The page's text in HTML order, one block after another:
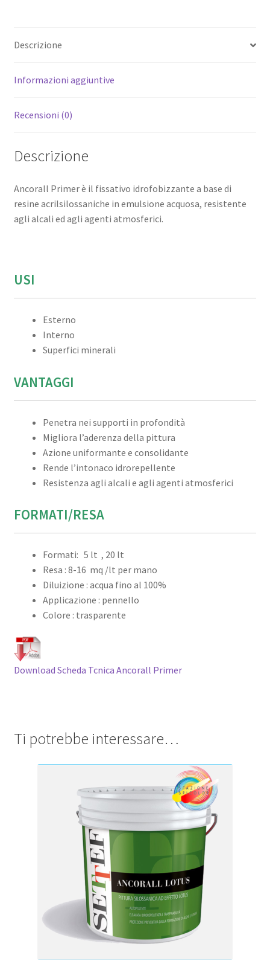
Descrizione
Informazioni aggiuntive
Recensioni (0)
Descrizione
Ancorall Primer è il fissativo idrofobizzante a base di
resine acrilsilossaniche in emulsione acquosa, resistente
agli alcali ed agli agenti atmosferici.
USI
Esterno
Interno
Superfici minerali
VANTAGGI
Penetra nei supporti in profondità
Migliora l’aderenza della pittura
Azione uniformante e consolidante
Rende l’intonaco idrorepellente
Resistenza agli alcali e agli agenti atmosferici
FORMATI/RESA
Formati: 5 lt , 20 lt
Resa : 8-16 mq /lt per mano
Diluizione : acqua fino al 100%
Applicazione : pennello
Colore : trasparente
Download Scheda Tcnica Ancorall Primer
Ti potrebbe interessare…